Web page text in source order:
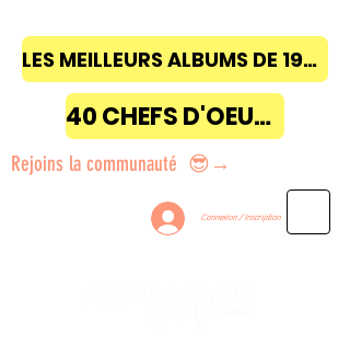
LES MEILLEURS ALBUMS DE 1968 à 2018
40 CHEFS D'OEUVRE
Rejoins la communauté 😎→
Connexion / Inscription